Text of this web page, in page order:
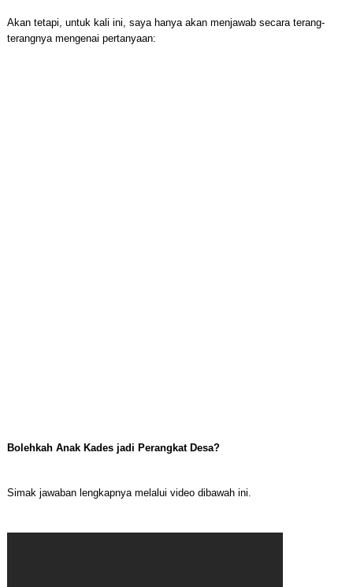
Akan tetapi, untuk kali ini, saya hanya akan menjawab secara terang-
terangnya mengenai pertanyaan:
Bolehkah Anak Kades jadi Perangkat Desa?
Simak jawaban lengkapnya melalui video dibawah ini.